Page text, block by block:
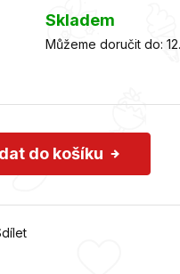
Skladem
Můžeme doručit do:
do košíku